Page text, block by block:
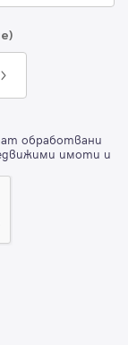
обработвани
имоти и